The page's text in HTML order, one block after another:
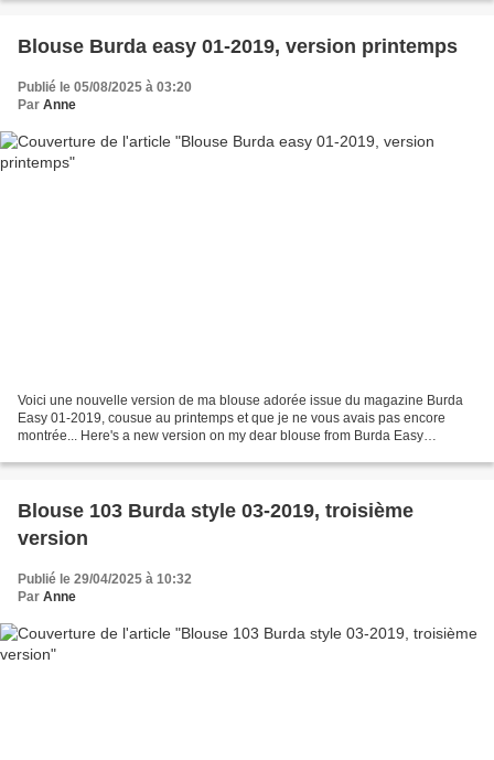
Blouse Burda easy 01-2019, version printemps
Publié le 05/08/2025 à 03:20
Par Anne
Voici une nouvelle version de ma blouse adorée issue du magazine Burda
Easy 01-2019, cousue au printemps et que je ne vous avais pas encore
montrée... Here's a new version on my dear blouse from Burda Easy
Blouse 103 Burda style 03-2019, troisième
version
Publié le 29/04/2025 à 10:32
Par Anne